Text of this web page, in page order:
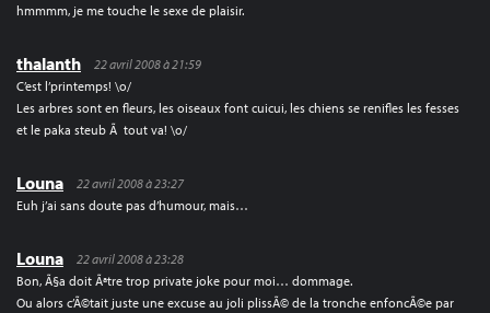
hmmmm, je me touche le sexe de plaisir.
thalanth
22 avril 2008 à 21:59
C’est l’printemps! \o/
Les arbres sont en fleurs, les oiseaux font cuicui, les chiens se renifles les fesses
et le paka steub Ã tout va! \o/
Louna
22 avril 2008 à 23:27
Euh j’ai sans doute pas d’humour, mais…
Louna
22 avril 2008 à 23:28
Bon, Ã§a doit Ãªtre trop private joke pour moi… dommage.
Ou alors c’Ã©tait juste une excuse au joli plissÃ© de la tronche enfoncÃ©e par